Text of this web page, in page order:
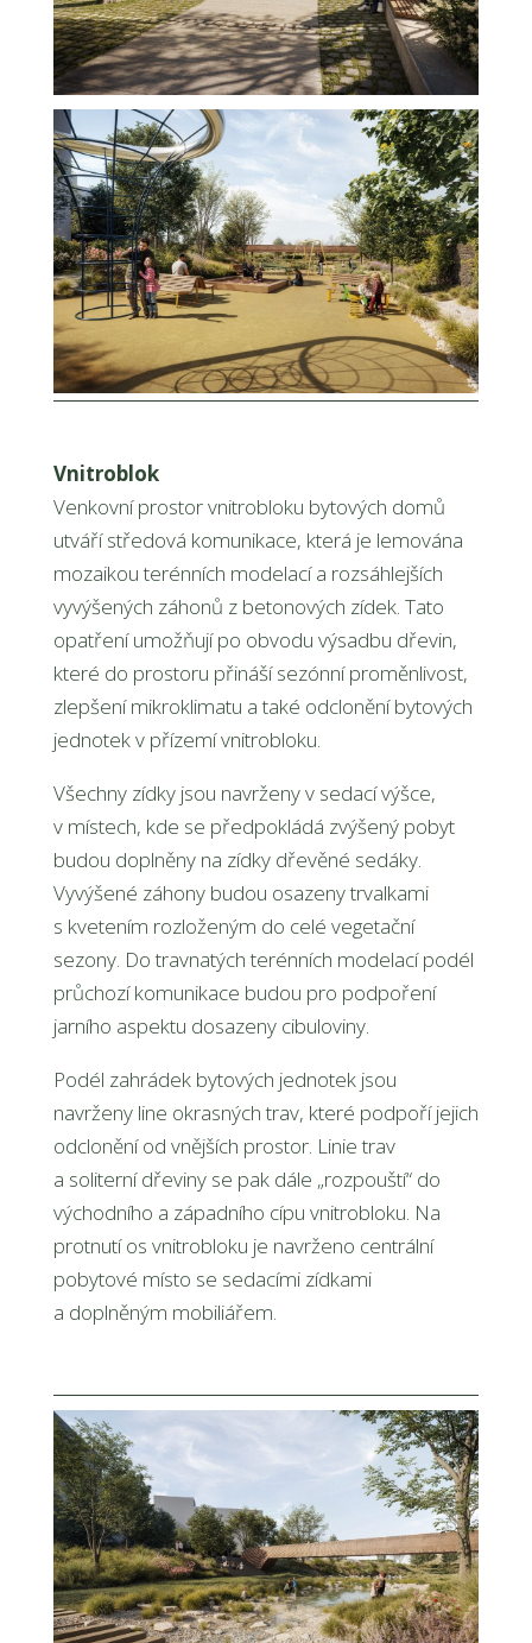
Vnitroblok
Venkovní prostor vnitrobloku bytových domů
utváří středová komunikace, která je lemována
mozaikou terénních modelací a rozsáhlejších
vyvýšených záhonů z betonových zídek. Tato
opatření umožňují po obvodu výsadbu dřevin,
které do prostoru přináší sezónní proměnlivost,
zlepšení mikroklimatu a také odclonění bytových
jednotek v přízemí vnitrobloku.
Všechny zídky jsou navrženy v sedací výšce,
v místech, kde se předpokládá zvýšený pobyt
budou doplněny na zídky dřevěné sedáky.
Vyvýšené záhony budou osazeny trvalkami
s kvetením rozloženým do celé vegetační
sezony. Do travnatých terénních modelací podél
průchozí komunikace budou pro podpoření
jarního aspektu dosazeny cibuloviny.
Podél zahrádek bytových jednotek jsou
navrženy line okrasných trav, které podpoří jejich
odclonění od vnějších prostor. Linie trav
a soliterní dřeviny se pak dále „rozpouští“ do
východního a západního cípu vnitrobloku. Na
protnutí os vnitrobloku je navrženo centrální
pobytové místo se sedacími zídkami
a doplněným mobiliářem.